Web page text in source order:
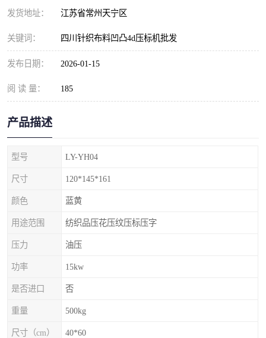
发货地址： 江苏省常州天宁区
关键词： 四川针织布料凹凸4d压标机批发
发布日期： 2026-01-15
阅 读 量： 185
产品描述
型号 LY-YH04
尺寸 120*145*161
颜色 蓝黄
用途范围 纺织品压花压纹压标压字
压力 油压
功率 15kw
是否进口 否
重量 500kg
尺寸（cm） 40*60